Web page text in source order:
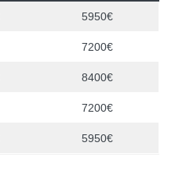
5950€
7200€
8400€
7200€
5950€